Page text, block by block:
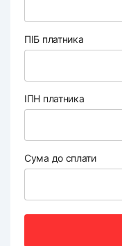
ПІБ платника
ІПН платника
Сума до сплати